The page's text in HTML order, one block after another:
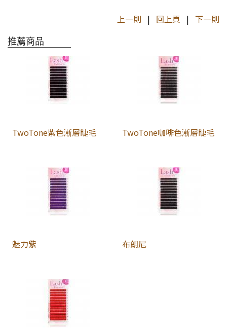
上一則 | 回上頁 | 下一則
推薦商品
TwoTone紫色漸層睫毛 TwoTone咖啡色漸層睫毛
魅力紫 布朗尼